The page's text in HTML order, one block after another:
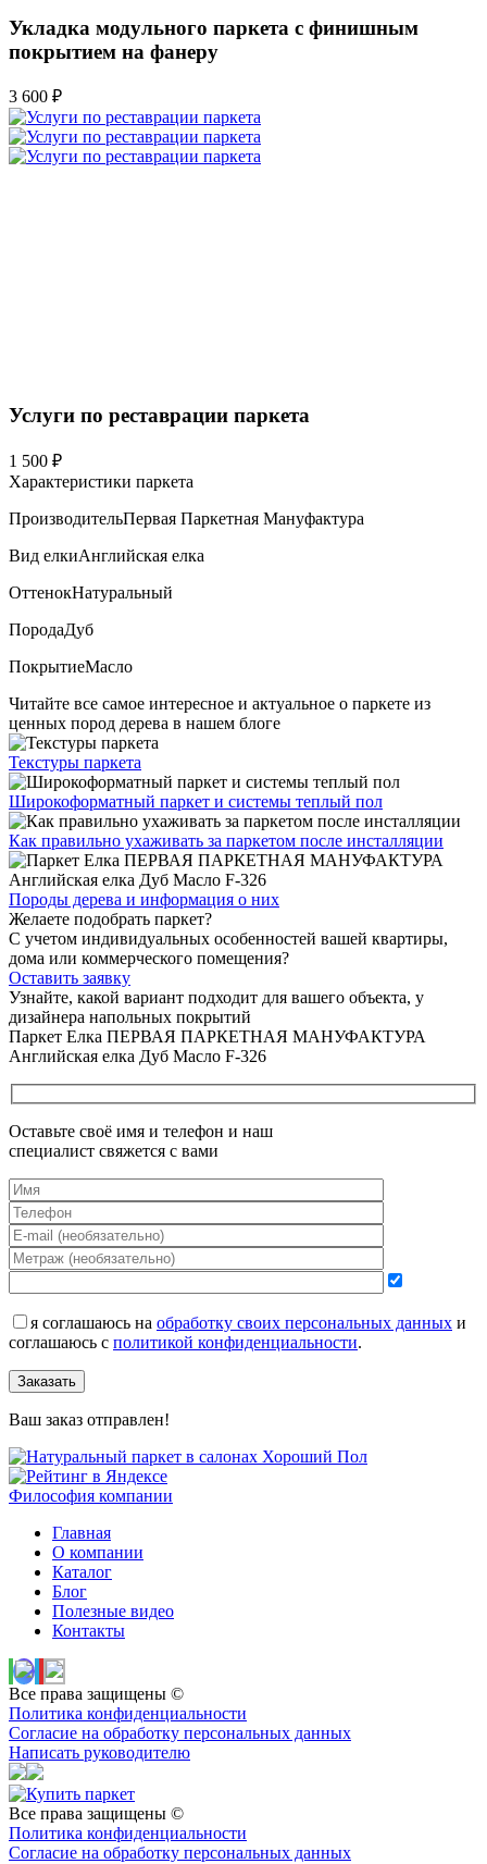
Укладка модульного паркета с финишным
покрытием на фанеру
3 600 ₽
Услуги по реставрации паркета
1 500 ₽
Характеристики паркета
ПроизводительПервая Паркетная Мануфактура
Вид елкиАнглийская елка
ОттенокНатуральный
ПородаДуб
ПокрытиеМасло
Читайте все самое интересное и актуальное о паркете из
ценных пород дерева в нашем блоге
Текстуры паркета
Широкоформатный паркет и системы теплый пол
Как правильно ухаживать за паркетом после инсталляции
Породы дерева и информация о них
Желаете подобрать паркет?
С учетом индивидуальных особенностей вашей квартиры,
дома или коммерческого помещения?
Оставить заявку
Узнайте, какой вариант подходит для вашего объекта, у
дизайнера напольных покрытий
Паркет Елка ПЕРВАЯ ПАРКЕТНАЯ МАНУФАКТУРА
Английская елка Дуб Масло F-326
Оставьте своё имя и телефон и наш
специалист свяжется с вами
я соглашаюсь на обработку своих персональных данных и
соглашаюсь с политикой конфиденциальности.
Заказать
Ваш заказ отправлен!
Философия компании
Главная
О компании
Каталог
Блог
Полезные видео
Контакты
Все права защищены ©
Политика конфиденциальности
Согласие на обработку персональных данных
Написать руководителю
Все права защищены ©
Политика конфиденциальности
Согласие на обработку персональных данных